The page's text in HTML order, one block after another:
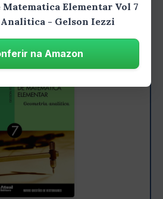
dois pontos.
Matematica Elementar Vol 7
- Gelson Iezzi
na Amazon